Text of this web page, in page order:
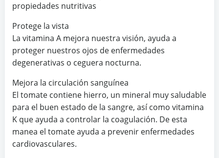
propiedades nutritivas
Protege la vista
La vitamina A mejora nuestra visión, ayuda a
proteger nuestros ojos de enfermedades
degenerativas o ceguera nocturna.
Mejora la circulación sanguínea
El tomate contiene hierro, un mineral muy saludable
para el buen estado de la sangre, así como vitamina
K que ayuda a controlar la coagulación. De esta
manea el tomate ayuda a prevenir enfermedades
cardiovasculares.